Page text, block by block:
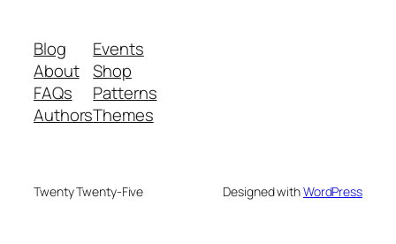
Blog
About
FAQs
Authors
Events
Shop
Patterns
Themes
Twenty Twenty-Five Designed withWordPress